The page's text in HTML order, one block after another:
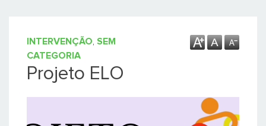
INTERVENÇÃO SEM
CATEGORIA
Projeto ELO